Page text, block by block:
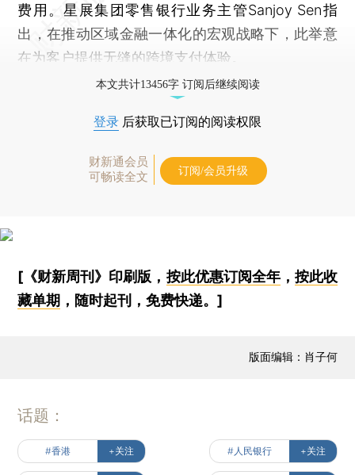
费用。星展集团零售银行业务主管Sanjoy Sen指
出，在推动区域金融一体化的宏观战略下，此举意
在为客户提供无缝的跨境支付体验。
本文共计13456字 订阅后继续阅读
登录 后获取已订阅的阅读权限
财新通会员
可畅读全文
订阅/会员升级
[《财新周刊》印刷版， 按此优惠订阅全年， 按此收
藏单期 ，随时起刊，免费快递。]
版面编辑：肖子何
话题：
#香港 +关注 #人民银行 +关注